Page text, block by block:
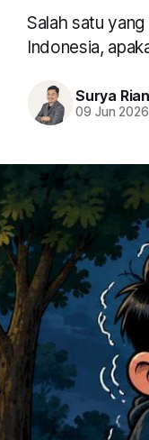
Salah satu
Indonesia,
Surya
09 Jun 2026